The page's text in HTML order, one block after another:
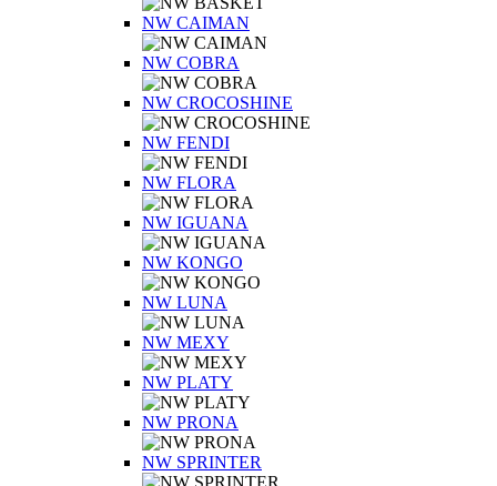
NW CAIMAN
NW COBRA
NW CROCOSHINE
NW FENDI
NW FLORA
NW IGUANA
NW KONGO
NW LUNA
NW MEXY
NW PLATY
NW PRONA
NW SPRINTER